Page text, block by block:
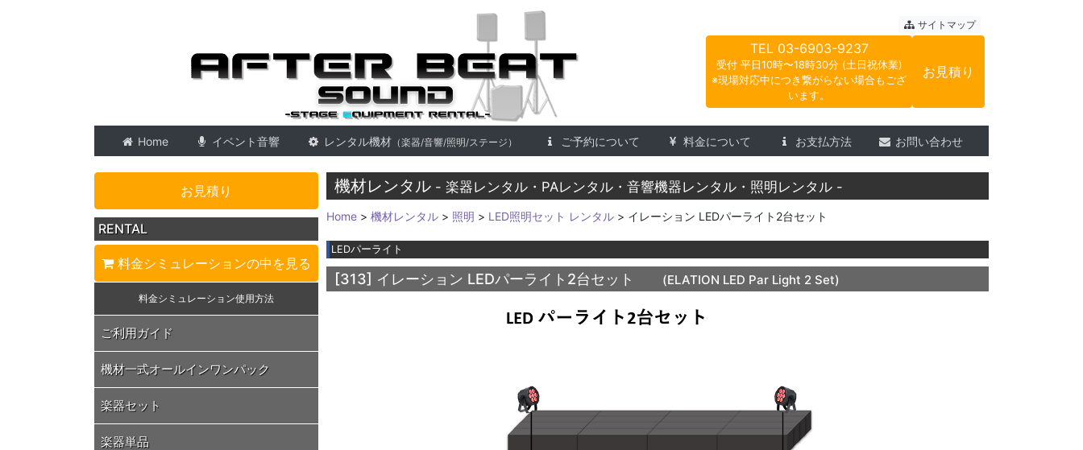
東京 音響会社・PA・楽器レンタル 株式会社アフタービートサウンド サイトマップ
TEL 03-6903-9237
受付 平日10時〜18時30分 (土日祝休業)
※現場対応中につき繋がらない場合もござ
います。
お見積り
Home イベント音響 レンタル機材（楽器/音響/照明/ステージ） ご予約について 料金について お支払方法 お問い合わせ
機材レンタル - 楽器レンタル・PAレンタル・音響機器レンタル・照明レンタル -
Home> 機材レンタル> 照明 > LED照明セット レンタル> イレーション LEDパーライト2台セット
LEDパーライト
[313] イレーション LEDパーライト2台セット (ELATION LED Par Light 2 Set)
お見積り
RENTAL
料金シミュレーションの中を見る
料金シミュレーション使用方法
ご利用ガイド
機材一式オールインワンパック
楽器セット
楽器単品